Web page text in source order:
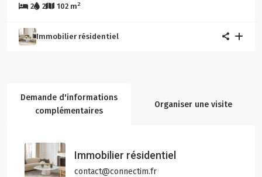
2 2 102 m2
Immobilier résidentiel
Demande d'informations
complémentaires
Organiser une visite
Immobilier résidentiel
contact@connectim.fr